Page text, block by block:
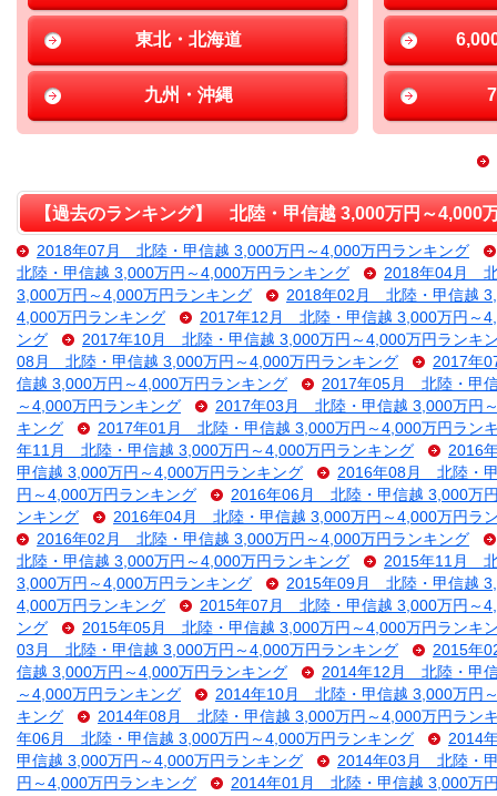
東北・北海道
九州・沖縄
【過去のランキング】 北陸・甲信越 3,000万円～4,000
2018年07月 北陸・甲信越 3,000万円～4,000万円ランキング
北陸・甲信越 3,000万円～4,000万円ランキング
2018年04月 北
3,000万円～4,000万円ランキング
2018年02月 北陸・甲信越
4,000万円ランキング
2017年12月 北陸・甲信越 3,000万円～
ング
2017年10月 北陸・甲信越 3,000万円～4,000万円ランキ
08月 北陸・甲信越 3,000万円～4,000万円ランキング
2017年
信越 3,000万円～4,000万円ランキング
2017年05月 北陸・甲
～4,000万円ランキング
2017年03月 北陸・甲信越 3,000万円
キング
2017年01月 北陸・甲信越 3,000万円～4,000万円ラン
年11月 北陸・甲信越 3,000万円～4,000万円ランキング
2016
甲信越 3,000万円～4,000万円ランキング
2016年08月 北陸・
円～4,000万円ランキング
2016年06月 北陸・甲信越 3,000万
ンキング
2016年04月 北陸・甲信越 3,000万円～4,000万円ラ
2016年02月 北陸・甲信越 3,000万円～4,000万円ランキング
北陸・甲信越 3,000万円～4,000万円ランキング
2015年11月 北
3,000万円～4,000万円ランキング
2015年09月 北陸・甲信越
4,000万円ランキング
2015年07月 北陸・甲信越 3,000万円～
ング
2015年05月 北陸・甲信越 3,000万円～4,000万円ランキ
03月 北陸・甲信越 3,000万円～4,000万円ランキング
2015年
信越 3,000万円～4,000万円ランキング
2014年12月 北陸・甲
～4,000万円ランキング
2014年10月 北陸・甲信越 3,000万円
キング
2014年08月 北陸・甲信越 3,000万円～4,000万円ラン
年06月 北陸・甲信越 3,000万円～4,000万円ランキング
2014
甲信越 3,000万円～4,000万円ランキング
2014年03月 北陸・
円～4,000万円ランキング
2014年01月 北陸・甲信越 3,000万